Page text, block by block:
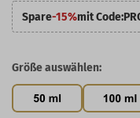
Spare-15%mit Code:
Größe auswählen: